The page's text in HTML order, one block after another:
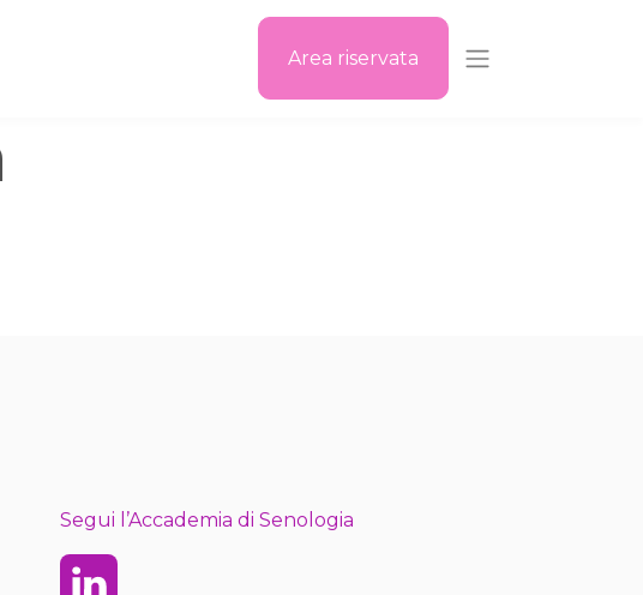
Area riservata
Segui l’Accademia di Senologia
Linkedin